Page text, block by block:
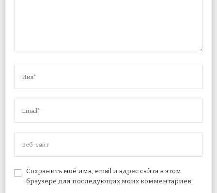
Сохранить моё имя, email и адрес сайта в этом
браузере для последующих моих комментариев.